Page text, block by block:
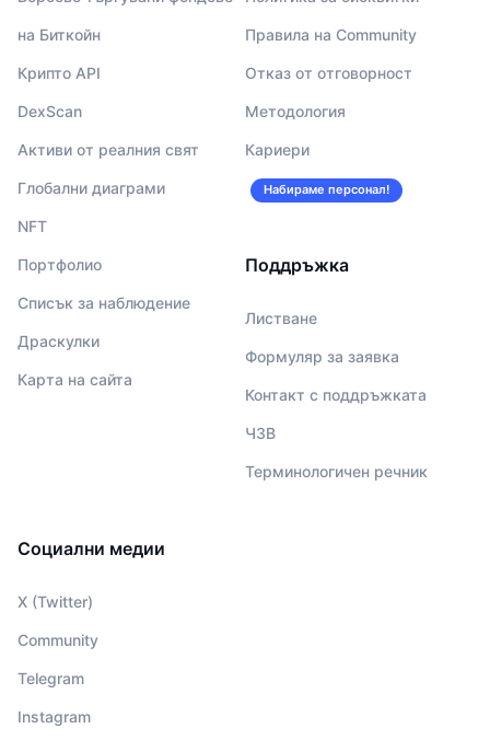
на Биткойн
Крипто API
DexScan
Активи от реалния свят
Глобални диаграми
NFT
Портфолио
Списък за наблюдение
Драскулки
Карта на сайта
Правила на Community
Отказ от отговорност
Методология
Кариери
Набираме персонал!
Поддръжка
Листване
Формуляр за заявка
Контакт с поддръжката
ЧЗВ
Терминологичен речник
Социални медии
X (Twitter)
Community
Telegram
Instagram